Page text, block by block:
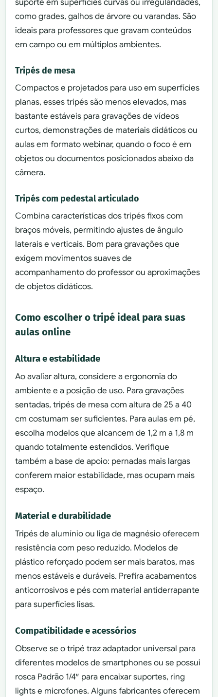
suporte em superfícies curvas ou irregularidades,
como grades, galhos de árvore ou varandas. São
ideais para professores que gravam conteúdos
em campo ou em múltiplos ambientes.
Tripés de mesa
Compactos e projetados para uso em superfícies
planas, esses tripés são menos elevados, mas
bastante estáveis para gravações de vídeos
curtos, demonstrações de materiais didáticos ou
aulas em formato webinar, quando o foco é em
objetos ou documentos posicionados abaixo da
câmera.
Tripés com pedestal articulado
Combina características dos tripés fixos com
braços móveis, permitindo ajustes de ângulo
laterais e verticais. Bom para gravações que
exigem movimentos suaves de
acompanhamento do professor ou aproximações
de objetos didáticos.
Como escolher o tripé ideal para suas
aulas online
Altura e estabilidade
Ao avaliar altura, considere a ergonomia do
ambiente e a posição de uso. Para gravações
sentadas, tripés de mesa com altura de 25 a 40
cm costumam ser suficientes. Para aulas em pé,
escolha modelos que alcancem de 1,2 m a 1,8 m
quando totalmente estendidos. Verifique
também a base de apoio: pernadas mais largas
conferem maior estabilidade, mas ocupam mais
espaço.
Material e durabilidade
Tripés de alumínio ou liga de magnésio oferecem
resistência com peso reduzido. Modelos de
plástico reforçado podem ser mais baratos, mas
menos estáveis e duráveis. Prefira acabamentos
anticorrosivos e pés com material antiderrapante
para superfícies lisas.
Compatibilidade e acessórios
Observe se o tripé traz adaptador universal para
diferentes modelos de smartphones ou se possui
rosca Padrão 1/4″ para encaixar suportes, ring
lights e microfones. Alguns fabricantes oferecem